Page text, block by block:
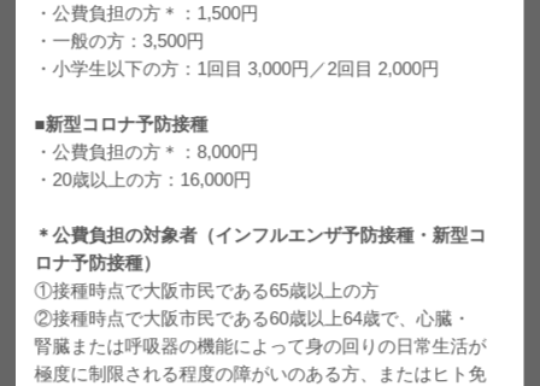
・公費負担の方＊：1,500円
・一般の方：3,500円
・小学生以下の方：1回目 3,000円／2回目 2,000円
■新型コロナ予防接種
・公費負担の方＊：8,000円
・20歳以上の方：16,000円
＊公費負担の対象者（インフルエンザ予防接種・新型コ
ロナ予防接種）
①接種時点で大阪市民である65歳以上の方
②接種時点で大阪市民である60歳以上64歳で、心臓・
腎臓または呼吸器の機能によって身の回りの日常生活が
極度に制限される程度の障がいのある方、またはヒト免
今年の花粉飛散量は昨年や例年を上回るといわれております。
当院では、花粉症によるアレルギー症状の治療を行っております。 花粉症でお悩
みの方、気がかりな方はぜひお早目にご相談ください。
まずは診断や検査をさせていただき、患者様の症状に合ったお薬の処方などを行い
ます。
なお、ご受診の際、高熱が続いたり、鼻水に粘りけがあったり色がついたりしてい
2025.06.05
帯状疱疹ワクチンについて
談ください。
2025.04.14
明日 4月15日（火曜日）夕診から精神科外来を併設します
2025.04.13
GoogleMAPの口コミについて